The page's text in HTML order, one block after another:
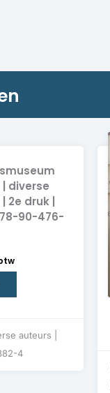
diverse
2e druk |
90-476-
auteurs |
4